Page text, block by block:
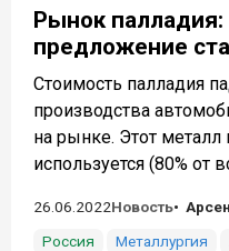
Рынок палладия:
предложение
Стоимость палладия
производства
на рынке. Этот металл
используется (80% от
26.06.2022Новость
Россия
Металлургия